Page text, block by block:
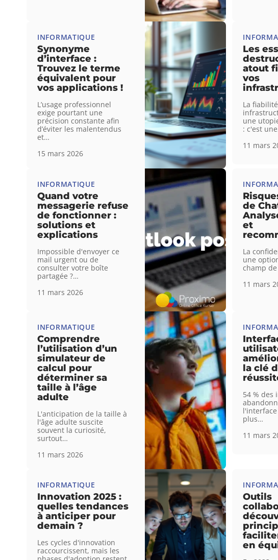
INFORMATIQUE
Synonyme
d’interface :
Trouvez le terme
équivalent pour
vos applications !
L’usage professionnel
exige pourtant une
précision constante afin
d’éviter les malentendus
et…
15 mars 2026
Les
atout
vos
La
une
: c'est une
11 mars
INFORMATIQUE
Quand votre
messagerie refuse
de fonctionner :
solutions et
explications
Impossible d'envoyer ce
mail urgent ou de
consulter votre boîte
partagée ?…
11 mars 2026
de
et
La
une
champ
11 mars
INFORMATIQUE
Comprendre
l’utilisation d’un
simulateur de
calcul pour
déterminer sa
taille à l’âge
adulte
L'anticipation de la taille à
l'âge adulte suscite
souvent la curiosité,
surtout…
11 mars 2026
la clé
54 % des
plus…
11 mars
INFORMATIQUE
Innovation 2025 :
quelles tendances
à anticiper pour
demain ?
Les cycles d'innovation
raccourcissent, mais les
Outils
en